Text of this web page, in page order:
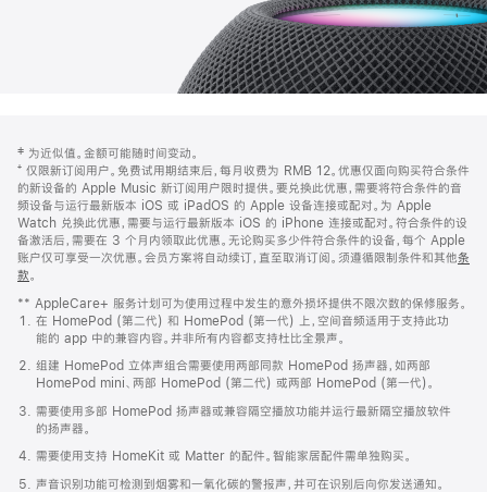
页
页
脚
注
‡ 为近似值。金额可能随时间变动。
⁺ 仅限新订阅用户。免费试用期结束后，每月收费为 RMB 12。优惠仅面向购买符合条件
的新设备的 Apple Music 新订阅用户限时提供。要兑换此优惠，需要将符合条件的音
频设备与运行最新版本 iOS 或 iPadOS 的 Apple 设备连接或配对。为 Apple
Watch 兑换此优惠，需要与运行最新版本 iOS 的 iPhone 连接或配对。符合条件的设
备激活后，需要在 3 个月内领取此优惠。无论购买多少件符合条件的设备，每个 Apple
账户仅可享受一次优惠。会员方案将自动续订，直至取消订阅。须遵循限制条件和其他条
款。
窗
口
中
打
开)
** AppleCare+ 服务计划可为使用过程中发生的意外损坏提供不限次数的保修服务。
在 HomePod (第二代) 和 HomePod (第一代) 上，空间音频适用于支持此功
能的 app 中的兼容内容。并非所有内容都支持杜比全景声。
组建 HomePod 立体声组合需要使用两部同款 HomePod 扬声器，如两部
HomePod mini、两部 HomePod (第二代) 或两部 HomePod (第一代)。
需要使用多部 HomePod 扬声器或兼容隔空播放功能并运行最新隔空播放软件
的扬声器。
需要使用支持 HomeKit 或 Matter 的配件。智能家居配件需单独购买。
声音识别功能可检测到烟雾和一氧化碳的警报声，并可在识别后向你发送通知。